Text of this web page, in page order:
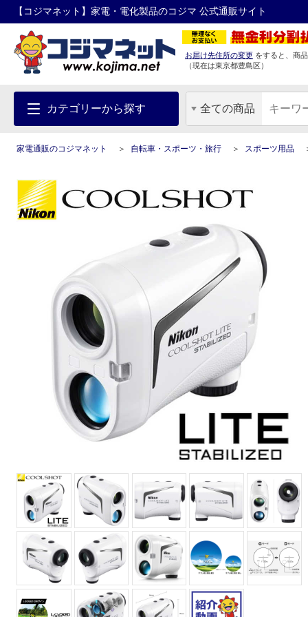
【コジマネット】家電・電化製品のコジマ 公式通販サイト
お届け先住所の変更 をすると、商
（現在は東京都豊島区）
カテゴリーから探す 全ての商品
家電通販のコジマネット 自転車・スポーツ・旅行 スポーツ用品